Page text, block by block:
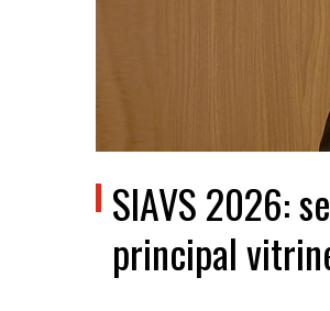
SIAVS 2026:
principal